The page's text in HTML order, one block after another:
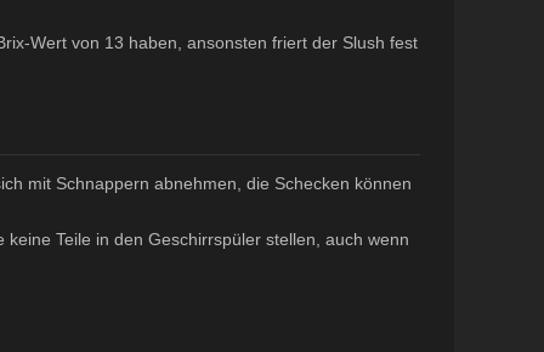
Wert von 13 haben, ansonsten friert der Slush fest
mit Schnappern abnehmen, die Schecken können
Teile in den Geschirrspüler stellen, auch wenn